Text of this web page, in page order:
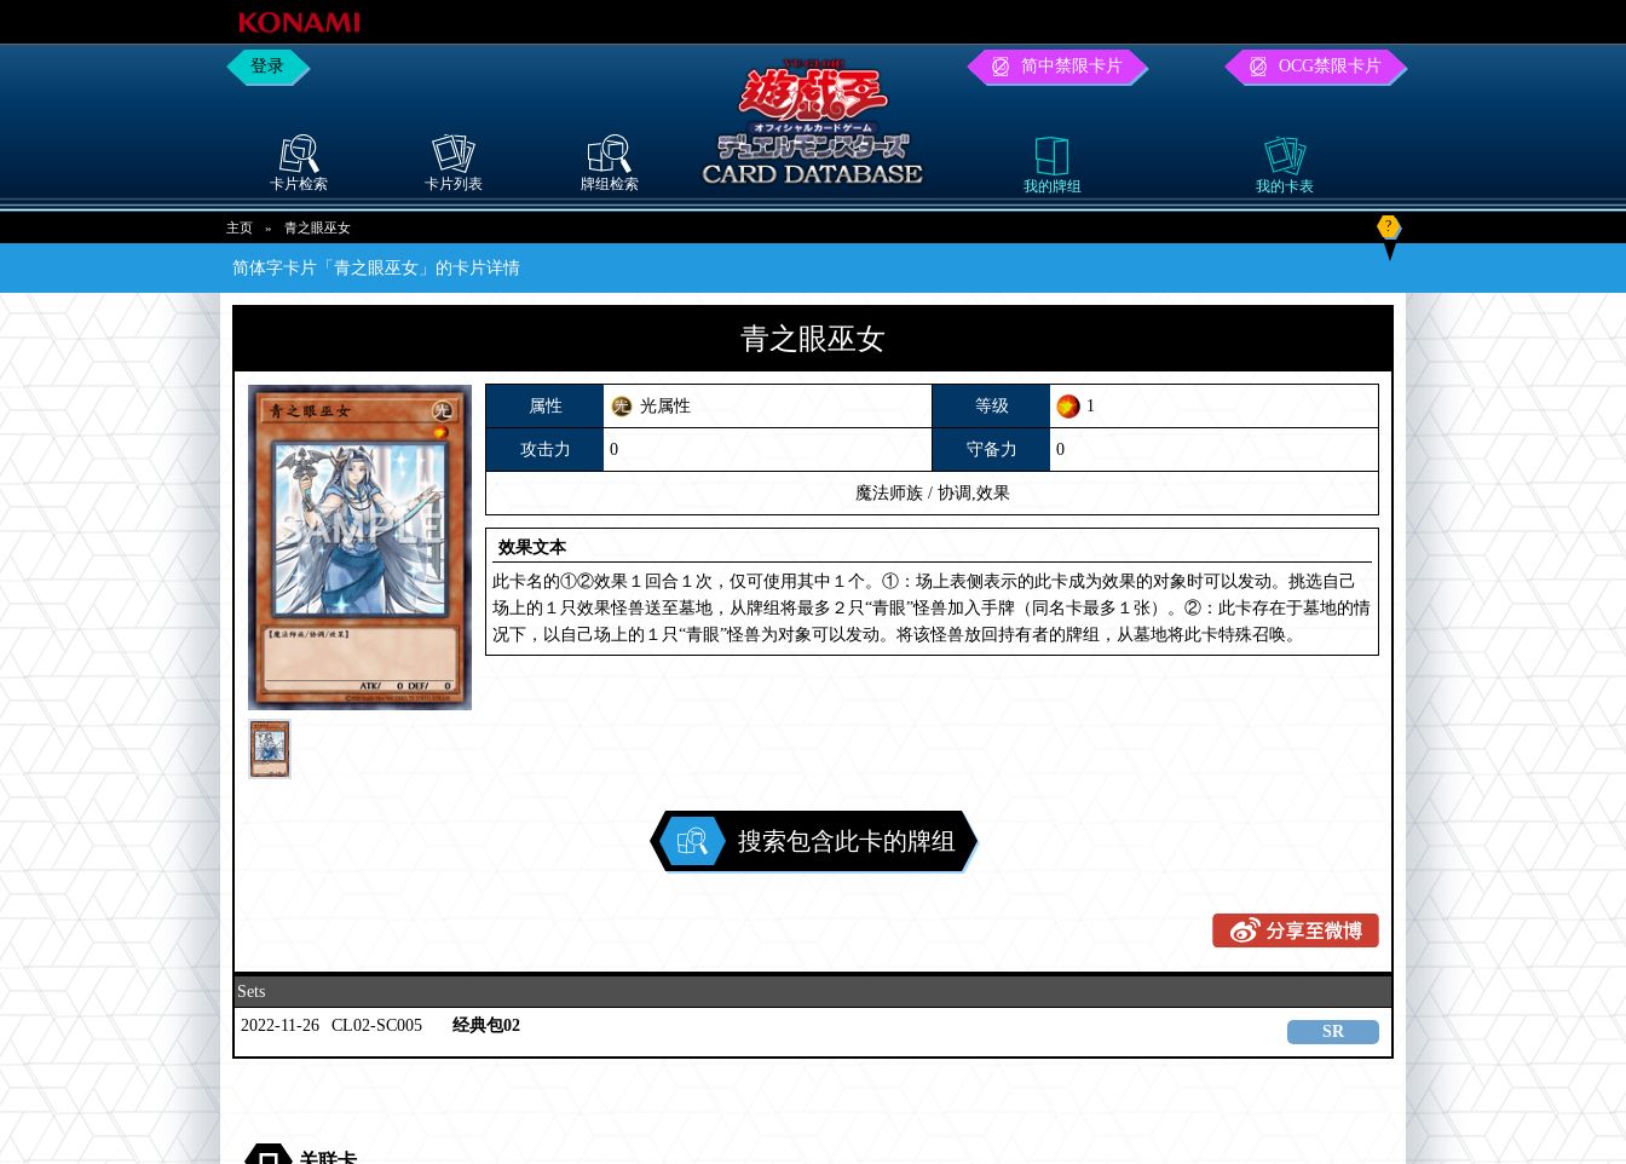
登录 简中禁限卡片 OCG禁限卡片
卡片检索 卡片列表 牌组检索 我的牌组 我的卡表
主页 » 青之眼巫女 ?
简体字卡片「青之眼巫女」的卡片详情
青之眼巫女
属性 光属性 等级 1
攻击力 0 守备力 0
魔法师族 / 协调,效果
效果文本
此卡名的①②效果１回合１次，仅可使用其中１个。①：场上表侧表示的此卡成为效果的对象时可以发动。挑选自己
场上的１只效果怪兽送至墓地，从牌组将最多２只“青眼”怪兽加入手牌（同名卡最多１张）。②：此卡存在于墓地的情
况下，以自己场上的１只“青眼”怪兽为对象可以发动。将该怪兽放回持有者的牌组，从墓地将此卡特殊召唤。
搜索包含此卡的牌组
Sets
2022-11-26
CL02-SC005 经典包02 SR